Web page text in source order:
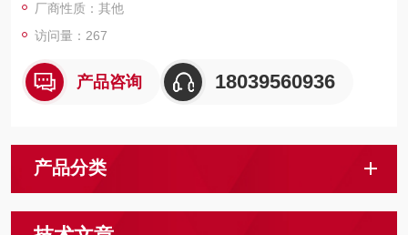
厂商性质：其他
访问量：267
产品咨询 18039560936
产品分类